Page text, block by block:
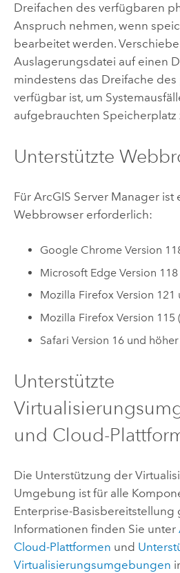
Dreifachen des verfügbaren
Anspruch nehmen, wenn
bearbeitet werden.
Auslagerungsdatei auf einen
mindestens das Dreifache des
verfügbar ist, um
aufgebrauchten Speicherplatz
Unterstützte
Für ArcGIS Server Managerist
Webbrowser erforderlich:
Google Chrome Version
Microsoft Edge Version
Mozilla Firefox Version 121
Mozilla Firefox Version 115
Safari Version 16 und höher
Unterstützte
und Cloud-
Die Unterstützung der
Umgebung ist für alle
Enterprise-Basisbereitstellung
Informationen finden Sie unter
Cloud-Plattformen und
Virtualisierungsumgebungen